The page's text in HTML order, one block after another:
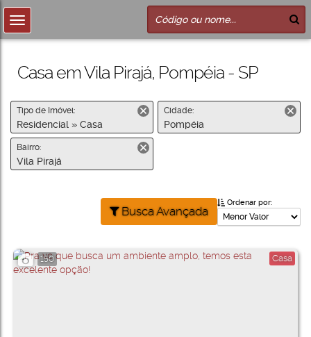
Casa em Vila Pirajá, Pompéia - SP
Tipo de Imóvel:
Residencial » Casa
Cidade:
Pompéia
Bairro:
Vila Pirajá
Busca Avançada
Ordenar por:
150 Casa